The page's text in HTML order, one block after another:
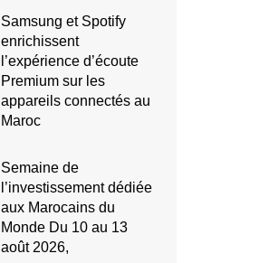
Samsung et Spotify
enrichissent
l’expérience d’écoute
Premium sur les
appareils connectés au
Maroc
Semaine de
l’investissement dédiée
aux Marocains du
Monde Du 10 au 13
août 2026,